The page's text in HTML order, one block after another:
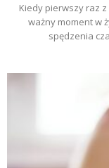
Kiedy pierwszy raz
ważny moment w
spędzenia